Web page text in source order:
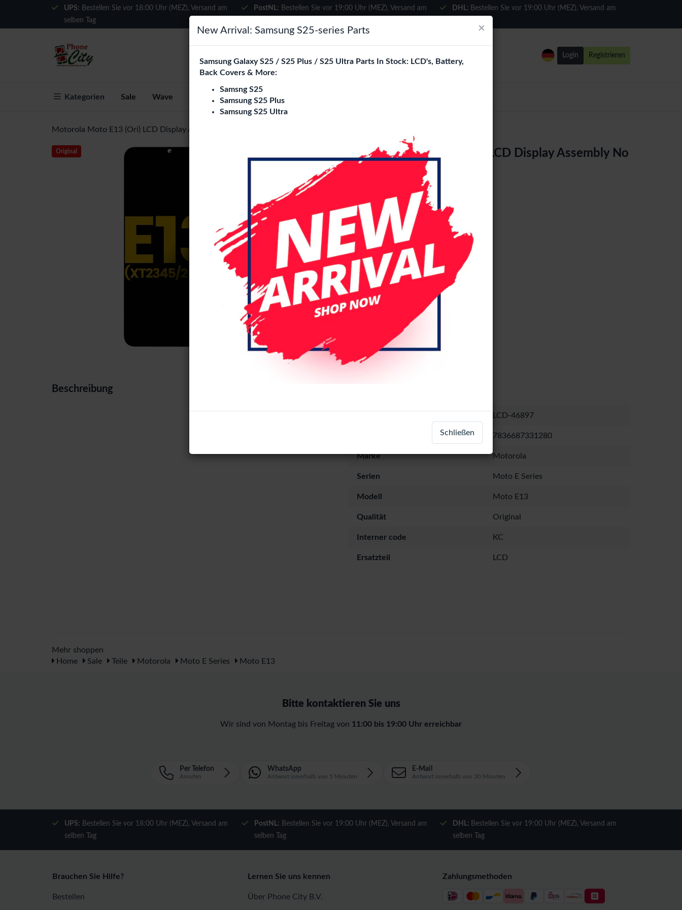
Wählen Sie Ihre Sprache
Es sieht so aus, als wären Sie in
Vereinigte Staaten
UPS: Bestellen Sie vor 18:00 Uhr (MEZ), Versand am
selben Tag
PostNL: Bestellen Sie vor 19:00 Uhr (MEZ), Versand am
DHL: Bestellen Sie vor 19:00 Uhr (MEZ), Versand am
Login Registrieren
Kategorien Sale Wave Über Phone City Blogs
Motorola Moto E13 (Ori) LCD Display Assembly No Frame (All Colors)
Original
Motorola Moto E13 (Ori) LCD Display Assembly No
Frame (All Colors)
Login Registrieren
Beschreibung
LCD-46897
7836687331280
Marke Motorola
Serien Moto E Series
Modell Moto E13
Qualität Original
Interner code KC
Ersatzteil LCD
Mehr shoppen
Home
Sale Teile Motorola Moto E Series Moto E13
Bitte kontaktieren Sie uns
Wir sind von Montag bis Freitag von 11:00 bis 19:00 Uhr erreichbar
Per Telefon
Anrufen
WhatsApp
Antwort innerhalb von 5 Minuten
E-Mail
Antwort innerhalb von 30 Minuten
UPS: Bestellen Sie vor 18:00 Uhr (MEZ), Versand am
selben Tag
PostNL: Bestellen Sie vor 19:00 Uhr (MEZ), Versand am
selben Tag
DHL: Bestellen Sie vor 19:00 Uhr (MEZ), Versand am
selben Tag
Brauchen Sie Hilfe?
Bestellen
Lernen Sie uns kennen
Über Phone City B.V.
Zahlungsmethoden
×
New Arrival: Samsung S25-series Parts
Samsung Galaxy S25 / S25 Plus / S25 Ultra Parts In Stock: LCD's, Battery,
Back Covers & More:
Samsng S25
Samsung S25 Plus
Samsung S25 Ultra
Schließen